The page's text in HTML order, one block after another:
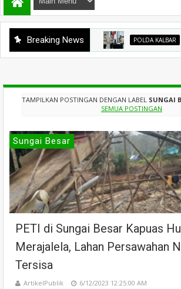
Breaking News POLDA KALBAR
TAMPILKAN POSTINGAN DENGAN LABEL SUNGAI
SEMUA POSTINGAN
Sungai Besar
PETI di Sungai Besar Kapuas
Merajalela, Lahan Persawahan
Tersisa
ArtikelPublik 6/12/2023 12:25:00 AM